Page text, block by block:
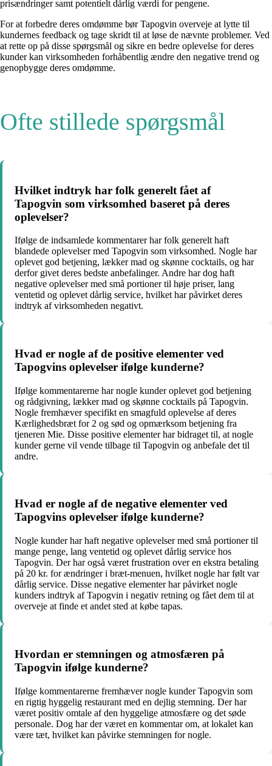
prisændringer samt potentielt dårlig værdi for pengene.
For at forbedre deres omdømme bør Tapogvin overveje at lytte til
kundernes feedback og tage skridt til at løse de nævnte problemer. Ved
at rette op på disse spørgsmål og sikre en bedre oplevelse for deres
kunder kan virksomheden forhåbentlig ændre den negative trend og
genopbygge deres omdømme.
Ofte stillede spørgsmål
Hvilket indtryk har folk generelt fået af
Tapogvin som virksomhed baseret på deres
oplevelser?
Ifølge de indsamlede kommentarer har folk generelt haft
blandede oplevelser med Tapogvin som virksomhed. Nogle har
oplevet god betjening, lækker mad og skønne cocktails, og har
derfor givet deres bedste anbefalinger. Andre har dog haft
negative oplevelser med små portioner til høje priser, lang
ventetid og oplevet dårlig service, hvilket har påvirket deres
indtryk af virksomheden negativt.
Hvad er nogle af de positive elementer ved
Tapogvins oplevelser ifølge kunderne?
Ifølge kommentarerne har nogle kunder oplevet god betjening
og rådgivning, lækker mad og skønne cocktails på Tapogvin.
Nogle fremhæver specifikt en smagfuld oplevelse af deres
Kærlighedsbræt for 2 og sød og opmærksom betjening fra
tjeneren Mie. Disse positive elementer har bidraget til, at nogle
kunder gerne vil vende tilbage til Tapogvin og anbefale det til
andre.
Hvad er nogle af de negative elementer ved
Tapogvins oplevelser ifølge kunderne?
Nogle kunder har haft negative oplevelser med små portioner til
mange penge, lang ventetid og oplevet dårlig service hos
Tapogvin. Der har også været frustration over en ekstra betaling
på 20 kr. for ændringer i bræt-menuen, hvilket nogle har følt var
dårlig service. Disse negative elementer har påvirket nogle
kunders indtryk af Tapogvin i negativ retning og fået dem til at
overveje at finde et andet sted at købe tapas.
Hvordan er stemningen og atmosfæren på
Tapogvin ifølge kunderne?
Ifølge kommentarerne fremhæver nogle kunder Tapogvin som
en rigtig hyggelig restaurant med en dejlig stemning. Der har
været positiv omtale af den hyggelige atmosfære og det søde
personale. Dog har der været en kommentar om, at lokalet kan
være tæt, hvilket kan påvirke stemningen for nogle.